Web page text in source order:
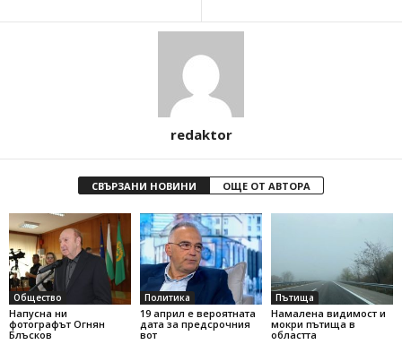
redaktor
СВЪРЗАНИ НОВИНИ ОЩЕ ОТ АВТОРА
Общество
Напусна ни
фотографът Огнян
Блъсков
Политика
19 април е вероятната
дата за предсрочния
вот
Пътища
Намалена видимост и
мокри пътища в
областта